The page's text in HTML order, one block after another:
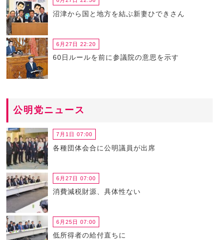
沼津から国と地方を結ぶ新妻ひできさん
6月27日 22:20
60日ルールを前に参議院の意思を示す
公明党ニュース
7月1日 07:00
各種団体会合に公明議員が出席
6月27日 07:00
消費減税財源、具体性ない
6月25日 07:00
低所得者の給付直ちに